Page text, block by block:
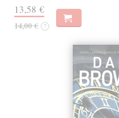
13,58 €
14,00 € ?